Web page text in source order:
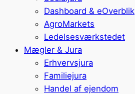
Dashboard & eOverblik
AgroMarkets
Ledelsesværkstedet
Mægler & Jura
Erhvervsjura
Familiejura
Handel af ejendom